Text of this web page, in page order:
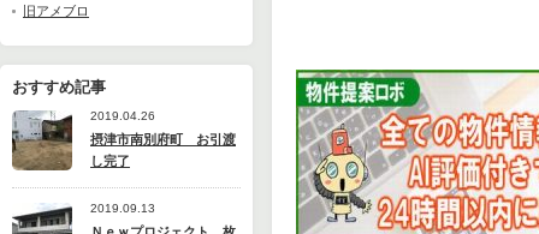
旧アメブロ
おすすめ記事
2019.04.26
摂津市南別府町 お引渡
し完了
2019.09.13